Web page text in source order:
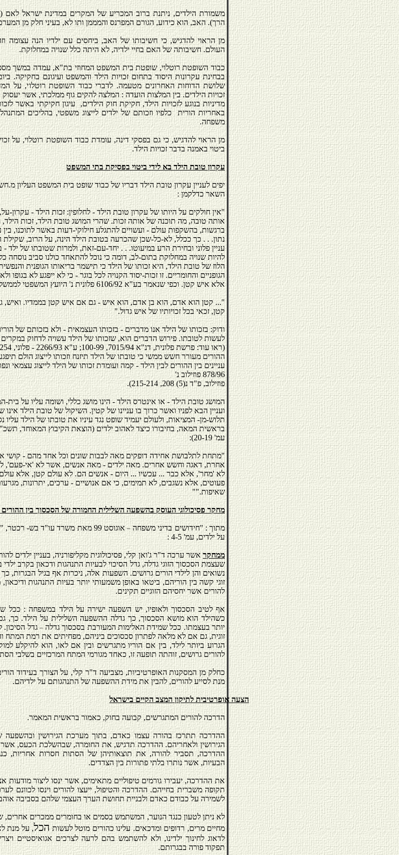
משמורת הילדים, ניתנת ברוב המכריע של המקרים במדינת ישראל לאם
הרך). האב, הוא כידוע, הגורם המפרנס והמממן ותו לא, בעיני חלק מן
מן הראוי להדגיש, כי חשיבותו של האב, ביחסים עם ילדיו הנה עצומה
העולם. חשיבותה של האם בחיי ילדיה, לא היתה כלל שנויה במחלוקת.
כבוד השופטת רוטלוי, שופטת בית המשפט המחוזי בת"א, עמדה במשך
שלושת הדוחות האחרונים מטעמה. לדברי כבוד השופטת רוטלוי, על
זכויות הילדים. בין המלצות הועדה : המלצה להקים גוף ממלכתי, אשר
מדיניות בנוגע לזכויות הילד, חקיקת חוק הילדים, עיגון חקיקתי באשר
באחריות הורית כלפיו וזכותם של ילדים לייצוג משפטי, בהליכים
משפחה.
מן הראוי להדגיש, כי גם בפסקי דינה, עומדת כבוד השופטת רוטלוי, על
ביטוי באמנה בדבר זכויות הילד.
עקרון טובת הילד בא לידי ביטוי בפסיקת בתי המשפט
השאר כדלקמן :
"אין חולקים על היותו של עקרון טובת הילד - לחלופין: זכות הילד -
אותה טובה, מה תוכנה של אותה זכות. שהרי המושג טובת הילד, זכות הילד,
ברגשות, בהשקפות עולם - ועשויים להתגלע חילוקי-דעות באשר לתוכנו, בין
נתון. . . כך ככלל, לא-כל-שכן שהכרעה בטובת הילד הינה, על הרוב, שקילת
עניין פלוני ובחירת הרע במיעוטו. . . יחד-עם-זאת, ולמרות שטובתו של ילד -
להיות שנויה במחלוקת בתום-לב, דומה כי נוכל להתאחד כולנו סביב נוסחה
הלוז של טובת הילד, היא זכותו של הילד כי תישמר בריאותו הגופנית
הגופניים והחומריים. זו זכות-יסוד הקנויה לכל בוגר - כי לא ייפגע לא בגופו
אלא איש קטן. וכפי שנאמר בע"א 6106/92 פלונית נ' היועץ המשפטי לממשלה, פ"ד מח(2) 833, 836:
"... קטן הוא אדם, הוא בן אדם, הוא איש - גם אם איש קטן בממדיו. ואיש,
קטן, זכאי בכל זכויותיו של איש גדול."
ודוק: בזכותו של הילד אנו מדברים - בזכותו העצמאית - ולא בזכותם של
לעשות לטובתו. פירוש הדברים הוא, שזכותו של הילד עשויה לדחוק במקרים
ההורים מעורר חשש ממשי כי טובתו של הילד תיזנח וזכותו לייצוג הולם
עניינים בין ההורים לבין הילד - קמה ועומדת זכותו של הילד לייצוג עצמאי
878/96 פוזילוב נ'
פוזילוב, פ"ד נ(5) 208, 215-214).
המושג טובת הילד - או אינטרס הילד - הינו מושג כללי, ושומה עליו על בית-
ועניין הבא לפניו ואשר כרוך בו עניינו של קטין. השיקול של טובת הילד אינו
תלוש-מן- המציאות, ולעולם יעמיד שופט נגד עיניו את טובתו של הילד עליו
עמ' 20-19):
"מתחת לתלבושת אחידה דופקים מאה לבבות שונים וכל אחד מהם - קושי
אחרת, דאגה וחשש אחרים. מאה ילדים - מאה אנשים, אשר לא 'אי-פעם',
לא 'מחר', אלא כבר ... עכשיו ... היום - אנשים הם. לא עולם קטן, אלא עולם
פעוטים, אלא נשגבים, לא תמימים, כי אם אנושיים - ערכים, יתרונות,
שאיפות.""
מחקר פסיכולוגי העוסק בהשפעה השלילית החמורה של הסכסוך בין
מתוך : "חידושים בדיני משפחה–
אוגוסט 99 מאת משרד עו"ד בש-
על ילדים, עמ' 4-5 :
ממחקראשר ערכה ד"ר ג'ואן קלי, פסיכולוגית מקליפורניה, בעניין ילדים
שעצמת הסכסוך הזוגי גדלה, גדל הסיכוי לבעיות התנהגות ודכאון בקרב ילדי
נשואים והן לילדי הורים גרושים. השפעות אלה, ניכרות אף בגיל הבגרות,
זוגי קשה בין הוריהם, ביטאו באופן משמעותי יותר בעיות התנהגות
להורים אשר יחסיהם הזוגיים תקינים.
אף לטיב הסכסוך ולאופיו, יש השפעה ישירה על הילד במשפחה : ככל
כשהילד הוא מושא הסכסוך, כך גדלה ההשפעה השלילית על הילד. כך,
יותר בעצמתו. ככל שמידת האלימות המעורבת בסכסוך גדלה–גדל הסיכון.
זוגית, גם אם לא מלאה לפתרון סכסוכים ביניהם, מפחיתים את רמת המתח
הגרוע ביותר לילד, בין אם הוריו מתגרשים ובין אם לאו, הוא להיקלע
להורים גרושים, זוהתה תופעה זו, כאחד מגורמי המתח המרכזיים בשלבי
כחלק מן המסקנות האופרטיביות, מצביעה ד"ר קלי, על הצורך בעידוד
מנת לסייע להורים, להבין את מידת ההשפעה של התנהגותם על ילדיהם.
הצעה אופרטיבית לתיקון המצב הקיים בישראל
הדרכה להורים המתגרשים, קבועה בחוק, כאמור בראשית המאמר.
ההדרכה תתרכז בהורה עצמו כאדם, בתוך מערכת הגירושין ובהשפעה
הגירושין ולאחריהם. ההדרכה תדגיש, את החומרה, שבהשלכת הכעס, אשר
ההדרכה, תסביר להורה, את תוצאותיהן של הסתות חסרות אחריות,
הבעיות, אשר נותרו בלתי פתורות בין הצדדים.
את ההדרכה, יעבירו גורמים טיפוליים מתאימים, אשר ינסו ליצור מודעות
תקופה משברית בחייהם. ההדרכה והטיפול, ייעצו להורים וינסו לכוונם
לשמירה על כבודם כאדם ולבניית תחושת הערך העצמי שלהם בסביבה
לא ניתן לטעון כנגד הנוער, המשתמש בסמים או בחומרים ממכרים
מחיים מרים, רדופים ומדכאים. עלינו כהורים מוטל לעשותהכל, על מנת
לדאוג לחינוך ילדינו, ולא להשתמש בהם לרעה לצרכים אגואיסטיים
תפקוד פורה בבגרותם.